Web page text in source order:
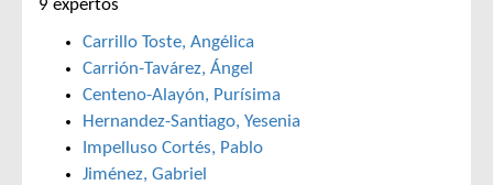
9 expertos
Carrillo Toste, Angélica
Carrión-Tavárez, Ángel
Centeno-Alayón, Purísima
Hernandez-Santiago, Yesenia
Impelluso Cortés, Pablo
Jiménez, Gabriel